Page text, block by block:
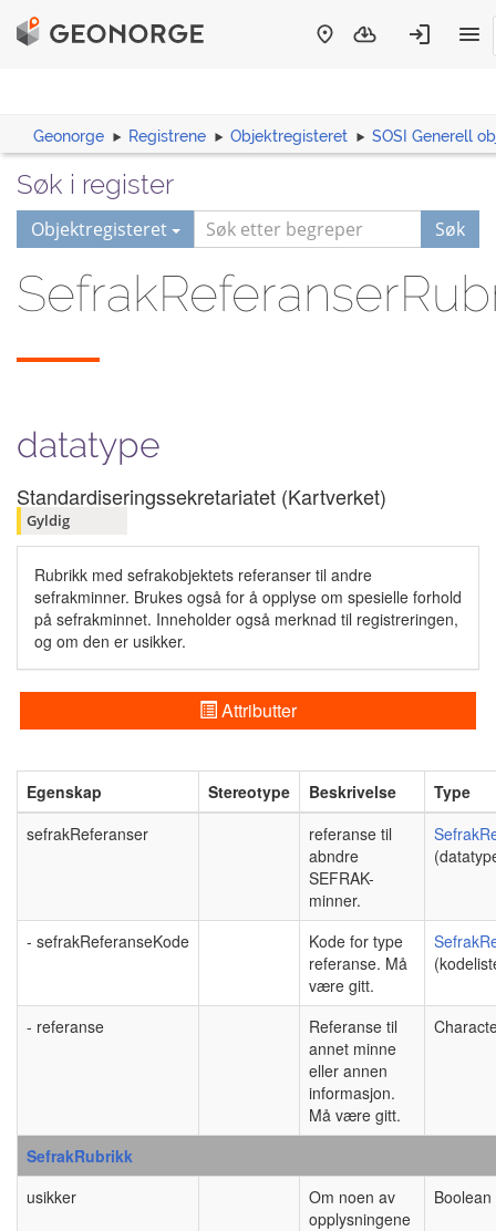
Geonorge Registrene Objektregisteret SOSI Generell
Søk i register
Objektregisteret Søk
datatype
Standardiseringssekretariatet (Kartverket)
Gyldig
Rubrikk med sefrakobjektets referanser til andre
sefrakminner. Brukes også for å opplyse om spesielle forhold
på sefrakminnet. Inneholder også merknad til registreringen,
og om den er usikker.
Attributter
Egenskap Stereotype Beskrivelse
Type
sefrakReferanser
referanse til
abndre
SEFRAK-
minner.
- sefrakReferanseKode
Kode for type
referanse. Må
være gitt.
- referanse
Referanse til
annet minne
eller annen
informasjon.
Må være gitt.
SefrakRubrikk
usikker
Om noen av
opplysningene
Boolean